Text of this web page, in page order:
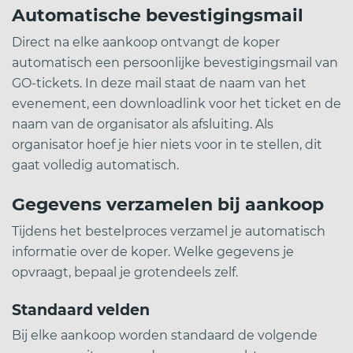
Automatische bevestigingsmail
Direct na elke aankoop ontvangt de koper
automatisch een persoonlijke bevestigingsmail van
GO-tickets. In deze mail staat de naam van het
evenement, een downloadlink voor het ticket en de
naam van de organisator als afsluiting. Als
organisator hoef je hier niets voor in te stellen, dit
gaat volledig automatisch.
Gegevens verzamelen bij aankoop
Tijdens het bestelproces verzamel je automatisch
informatie over de koper. Welke gegevens je
opvraagt, bepaal je grotendeels zelf.
Standaard velden
Bij elke aankoop worden standaard de volgende